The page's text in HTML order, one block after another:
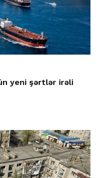
yeni şərtlər irəli